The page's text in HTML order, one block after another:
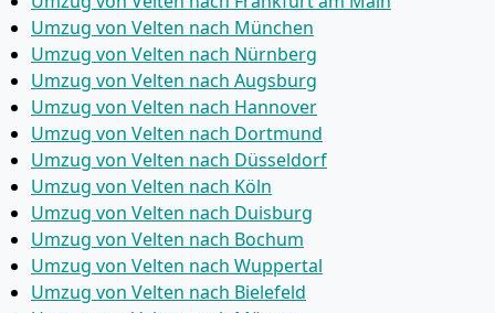
Umzug von Velten nach München
Umzug von Velten nach Nürnberg
Umzug von Velten nach Augsburg
Umzug von Velten nach Hannover
Umzug von Velten nach Dortmund
Umzug von Velten nach Düsseldorf
Umzug von Velten nach Köln
Umzug von Velten nach Duisburg
Umzug von Velten nach Bochum
Umzug von Velten nach Wuppertal
Umzug von Velten nach Bielefeld